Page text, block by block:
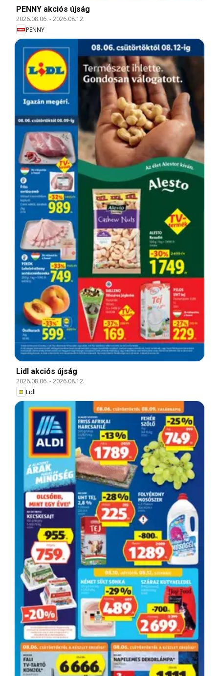
PENNY akciós újság
2026.08.06. -2026.08.12.
PENNY
Lidl akciós újság
2026.08.06. -2026.08.12.
Lidl